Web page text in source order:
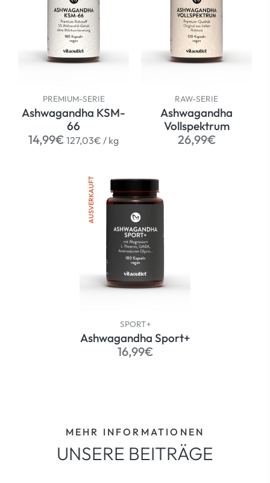
PREMIUM-SERIE
Ashwagandha KSM-
66
Normaler
14,99€ 127,03€ / per
kg
RAW-SERIE
Ashwagandha
Vollspektrum
Normaler
26,99€
AUSVERKAUFT
SPORT+
Ashwagandha Sport+
Normaler
16,99€
MEHR INFORMATIONEN
UNSERE BEITRÄGE